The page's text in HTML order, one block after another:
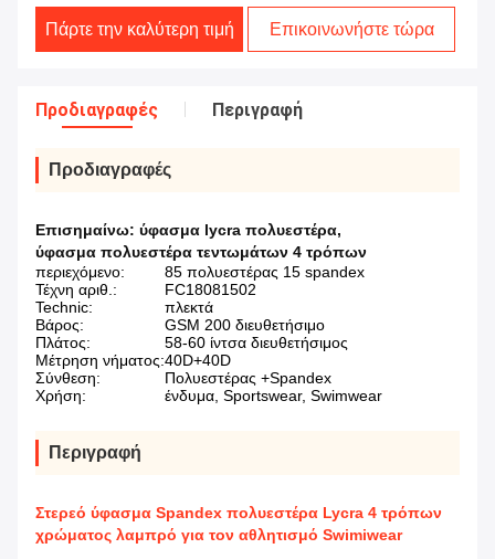
Πάρτε την καλύτερη τιμή Επικοινωνήστε τώρα
Προδιαγραφές Περιγραφή
Προδιαγραφές
Επισημαίνω: ύφασμα lycra πολυεστέρα,
ύφασμα πολυεστέρα τεντωμάτων 4 τρόπων
περιεχόμενο:
85 πολυεστέρας 15 spandex
Τέχνη αριθ.:
FC18081502
Technic:
πλεκτά
Βάρος:
GSM 200 διευθετήσιμο
Πλάτος:
58-60 ίντσα διευθετήσιμος
Μέτρηση νήματος:40D+40D
Σύνθεση:
Πολυεστέρας +Spandex
Χρήση:
ένδυμα, Sportswear, Swimwear
Περιγραφή
Στερεό ύφασμα Spandex πολυεστέρα Lycra 4 τρόπων
χρώματος λαμπρό για τον αθλητισμό Swimiwear